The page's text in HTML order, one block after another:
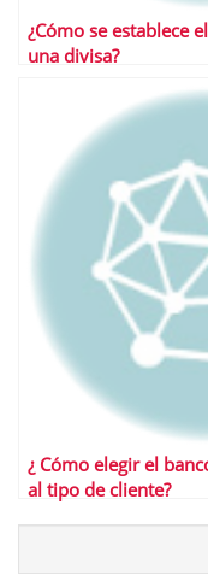
¿Cómo se establece
una divisa?
¿ Cómo elegir el
al tipo de cliente?